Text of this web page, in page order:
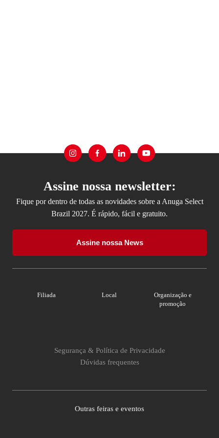
Assine nossa newsletter:
Fique por dentro de todas as novidades sobre a Anuga Select
Brazil 2027. É rápido, fácil e gratuito.
Assine nossa News
Segurança & Política de Privacidade
Dúvidas frequentes
Filiada Local
Organização e
promoção
Outras feiras e eventos